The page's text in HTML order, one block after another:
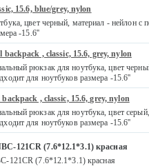
15.6, blue/grey, nylon
цвет черный, материал - нейлон с
-15.6''
, classic, 15.6, grey, nylon
рюкзак для ноутбука, цвет
для ноутбуков размера -15.6''
, classic, 15.6, grey, nylon
рюкзак для ноутбука, цвет
для ноутбуков размера -15.6''
121CR (7.6*12.1*3.1) красная
121CR (7.6*12.1*3.1) красная